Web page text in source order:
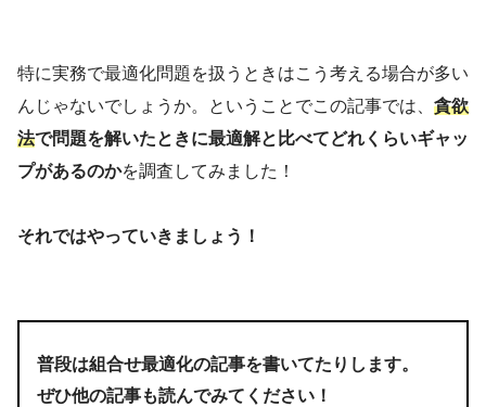
特に実務で最適化問題を扱うときはこう考える場合が多い
んじゃないでしょうか。ということでこの記事では、 貪欲
法で問題を解いたときに最適解と比べてどれくらいギャッ
プがあるのかを調査してみました！
それではやっていきましょう！
普段は組合せ最適化の記事を書いてたりします。
ぜひ他の記事も読んでみてください！